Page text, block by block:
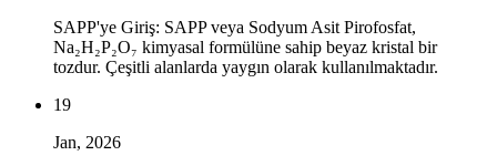
SAPP'ye Giriş: SAPP veya Sodyum Asit Pirofosfat,
Na₂H₂P₂O₇ kimyasal formülüne sahip beyaz kristal bir
tozdur. Çeşitli alanlarda yaygın olarak kullanılmaktadır.
19
Jan, 2026